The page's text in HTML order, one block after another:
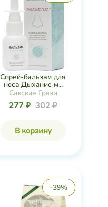
Спрей-бальзам для
носа Дыхание м...
Сакские Грязи
277 ₽ 302 ₽
В корзину
-39%